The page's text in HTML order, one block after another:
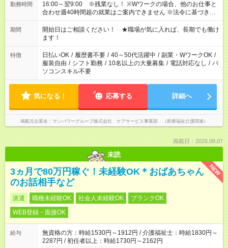
勤務時間
16:00～翌9:00 ※残業なし！ ※Wワークの場合、他のお仕事と
合わせ週40時間超の就業はご案内できません ※法令に基づき、
週20時間以上勤務は社会保険への加入対象となります ※労働者
派遣法（日雇い派遣の原則禁止）により、短時間・短期間の就
業はご案内が難しい場合があります
期間
開始日はご相談ください！ ★職場が気に入れば、長期でも働け
ます！
特徴 日払いOK / 履歴書不要 / 40～50代活躍中 / 副業・WワークOK /
服装自由 / シフト勤務 / 10名以上の大量募集 / 電話対応なし / パ
ソコンスキル不要
気になる！ 応募する 詳細へ
掲載元企業名 マンパワーグループ株式会社 ケアサービス事業部 （医療福祉介護関連）
掲載日：2026.08.07
未読
NEW
3ヵ月で80万円稼ぐ！未経験OK＊おばあちゃん
のお話相手など
派遣 職種未経験OK 社会人未経験OK
ブランクOK
WEB登録・面接OK
給与
無資格の方：時給1530円～1912円 / 介護福祉士：時給1830円～
2287円 / 初任者以上：時給1730円～2162円